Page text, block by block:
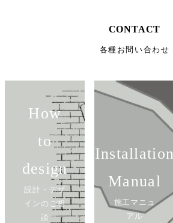
CONTACT
各種お問い合わせ
How
to
design
設計・デザ
インのご相
談
Installation
Manual
施工マニュ
アル